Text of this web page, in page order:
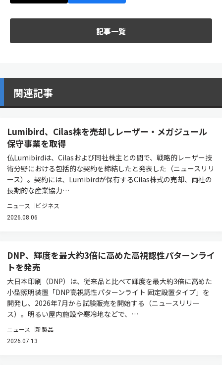
記事一覧
関連記事
Lumibird、Cilas株を売却しレーザー・メガジュール
保守事業を取得
仏Lumibirdは、Cilasおよび同社株主との間で、戦略的レーザー技
術分野における包括的な契約を締結したと発表した（ニュースリリ
ース）。契約には、Lumibirdが保有するCilas株式の売却、両社の
長期的な産業協力…
ニュース ビジネス
2026.08.06
DNP、輝度を最大約3倍に高めた高視認性パターンライ
トを発売
大日本印刷（DNP）は、従来品と比べて輝度を最大約3倍に高めた
小型照明装置「DNP高視認性パターンライト 固定設置タイプ」を
開発し、2026年7月から試験販売を開始する（ニュースリリー
ス）。明るい屋内施設や寒冷地などで、…
ニュース 新製品
2026.07.13